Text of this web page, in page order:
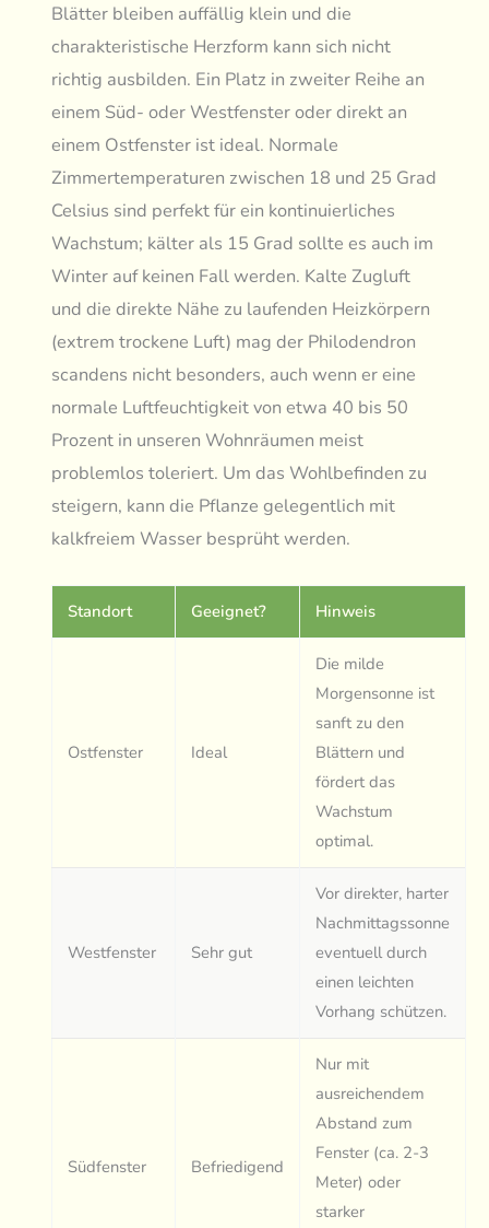
Blätter bleiben auffällig klein und die
charakteristische Herzform kann sich nicht
richtig ausbilden. Ein Platz in zweiter Reihe an
einem Süd- oder Westfenster oder direkt an
einem Ostfenster ist ideal. Normale
Zimmertemperaturen zwischen 18 und 25 Grad
Celsius sind perfekt für ein kontinuierliches
Wachstum; kälter als 15 Grad sollte es auch im
Winter auf keinen Fall werden. Kalte Zugluft
und die direkte Nähe zu laufenden Heizkörpern
(extrem trockene Luft) mag der Philodendron
scandens nicht besonders, auch wenn er eine
normale Luftfeuchtigkeit von etwa 40 bis 50
Prozent in unseren Wohnräumen meist
problemlos toleriert. Um das Wohlbefinden zu
steigern, kann die Pflanze gelegentlich mit
kalkfreiem Wasser besprüht werden.
Standort Geeignet? Hinweis
Ostfenster Ideal
Die milde
Morgensonne ist
sanft zu den
Blättern und
fördert das
Wachstum
optimal.
Westfenster Sehr gut
Vor direkter, harter
Nachmittagssonne
eventuell durch
einen leichten
Vorhang schützen.
Südfenster Befriedigend
Nur mit
ausreichendem
Abstand zum
Fenster (ca. 2-3
Meter) oder
starker